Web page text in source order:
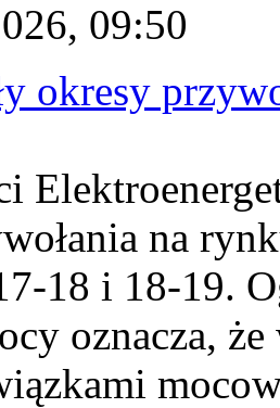
09:50
okresy
na
18 i 18-19.
oznacza,